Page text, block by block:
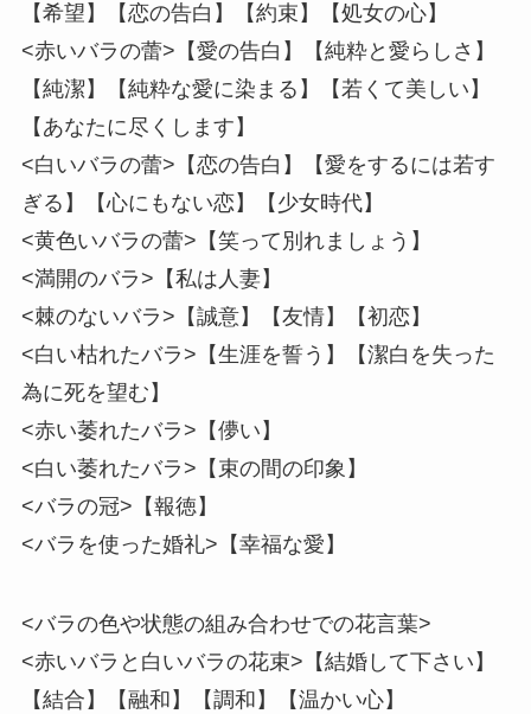
【希望】【恋の告白】【約束】【処女の心】
<赤いバラの蕾>【愛の告白】【純粋と愛らしさ】
【純潔】【純粋な愛に染まる】【若くて美しい】
【あなたに尽くします】
<白いバラの蕾>【恋の告白】【愛をするには若す
ぎる】【心にもない恋】【少女時代】
<黄色いバラの蕾>【笑って別れましょう】
<満開のバラ>【私は人妻】
<棘のないバラ>【誠意】【友情】【初恋】
<白い枯れたバラ>【生涯を誓う】【潔白を失った
為に死を望む】
<赤い萎れたバラ>【儚い】
<白い萎れたバラ>【束の間の印象】
<バラの冠>【報徳】
<バラを使った婚礼>【幸福な愛】
<バラの色や状態の組み合わせでの花言葉>
<赤いバラと白いバラの花束>【結婚して下さい】
【結合】【融和】【調和】【温かい心】